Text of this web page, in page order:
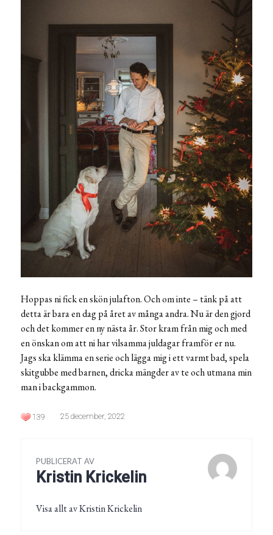
Hoppas ni fick en skön julafton. Och om inte – tänk på att
detta är bara en dag på året av många andra. Nu är den gjord
och det kommer en ny nästa år. Stor kram från mig och med
en önskan om att ni har vilsamma juldagar framför er nu.
Jags ska klämma en serie och lägga mig i ett varmt bad, spela
skitgubbe med barnen, dricka mängder av te och utmana min
man i backgammon.
139 25 december, 2022
PUBLICERAT AV
Kristin Krickelin
Visa allt av Kristin Krickelin